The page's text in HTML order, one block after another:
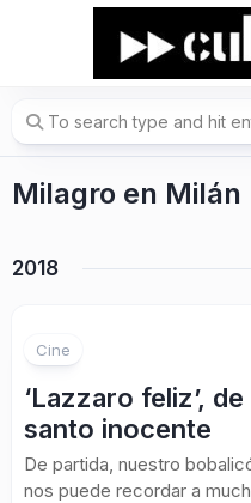
Milagro en Milán
2018
Cine
‘Lazzaro feliz’,
santo inocente
De partida, nuestro
nos puede recordar a